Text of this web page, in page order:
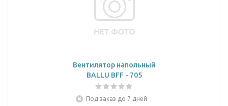
Вентилятор напольный
BALLU BFF - 705
Под заказ до 7 дней